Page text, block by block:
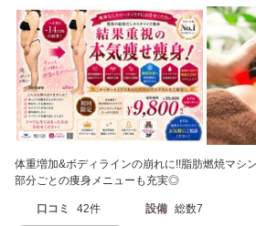
体重増加&ボディラインの崩れに!!脂肪燃焼マシ
部分ごとの痩身メニューも充実◎
口コミ 42件 設備 総数7